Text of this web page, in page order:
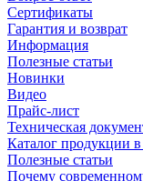
Сертификаты
Гарантия и возврат
Информация
Полезные статьи
Новинки
Видео
Прайс-лист
Техническая
Каталог продукции
Полезные статьи
Почему